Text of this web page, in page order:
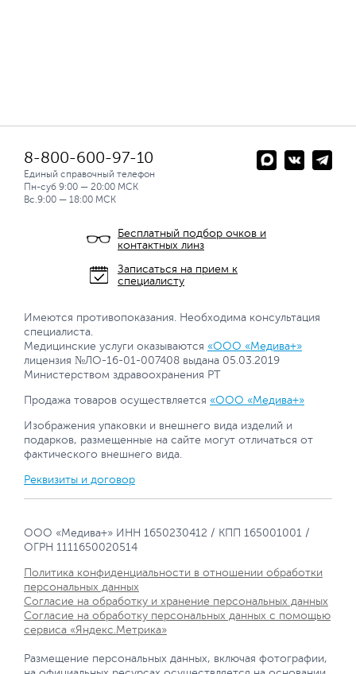
8-800-600-97-10
Единый справочный телефон
Пн-суб 9:00 — 20:00 МСК
Вс.9:00 — 18:00 МСК
Бесплатный подбор очков и
контактных линз
Записаться на прием к
специалисту
Имеются противопоказания. Необходима консультация
специалиста.
Медицинские услуги оказываются «ООО «Медива+»
лицензия №ЛО-16-01-007408 выдана 05.03.2019
Министерством здравоохранения РТ
Продажа товаров осуществляется «ООО «Медива+»
Изображения упаковки и внешнего вида изделий и
подарков, размещенные на сайте могут отличаться от
фактического внешнего вида.
Реквизиты и договор
ООО «Медива+» ИНН 1650230412 / КПП 165001001 /
ОГРН 1111650020514
Политика конфиденциальности в отношении обработки
персональных данных
Согласие на обработку и хранение персональных данных
Согласие на обработку персональных данных с помощью
сервиса «Яндекс.Метрика»
Размещение персональных данных, включая фотографии,